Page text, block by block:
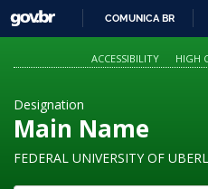
O
GOVBR
COMUNICA BR
ACCESSIBILITY HIGH
Designation
Main Name
FEDERAL UNIVERSITY OF